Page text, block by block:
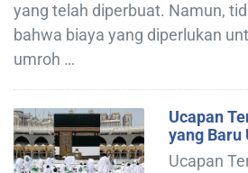
yang telah diperbuat. Namun,
bahwa biaya yang diperlukan
umroh …
Ucapan
yang Baru
Ucapan